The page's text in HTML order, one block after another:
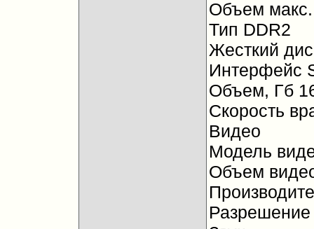
Объем
Тип DDR2
Жесткий
Интерфейс
Объем, Гб
Скорость
Видео
Модель
Объем